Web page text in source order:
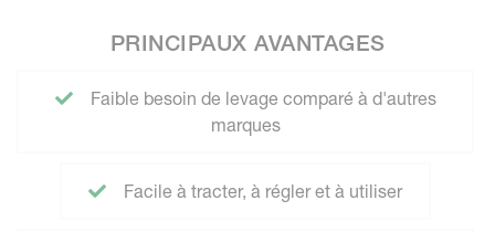
PRINCIPAUX AVANTAGES
Faible besoin de levage comparé à d'autres
marques
Facile à tracter, à régler et à utiliser